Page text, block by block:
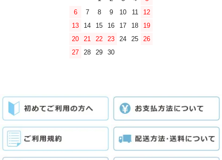
6
7 8 9 10 11
12
13
14 15 16 17 18
19
20
21 22 23 24 25
26
27
28 29 30